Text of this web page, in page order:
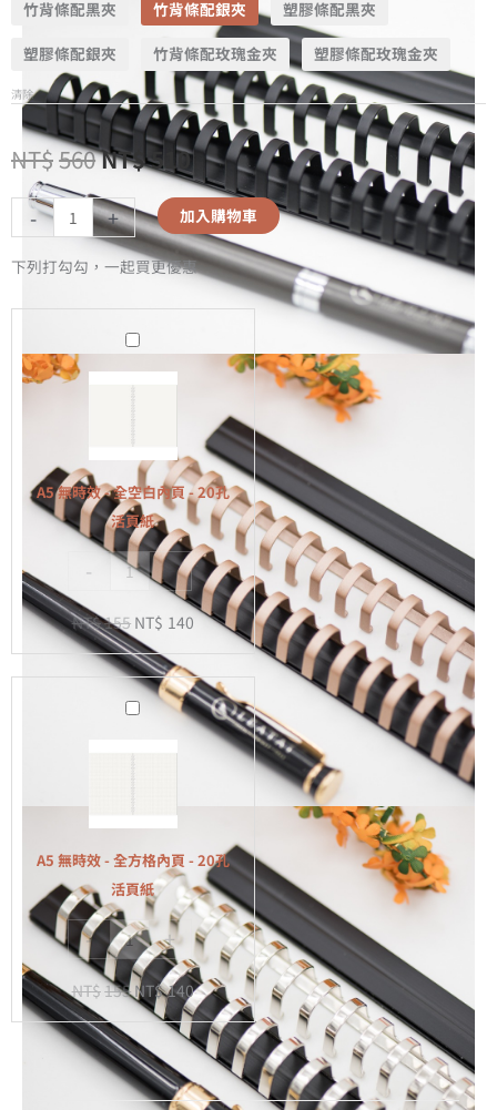
竹背條配黑夾 竹背條配銀夾 塑膠條配黑夾
塑膠條配銀夾 竹背條配玫瑰金夾 塑膠條配玫瑰金夾
清除
NT$560NT$510
- + 加入購物車
下列打勾勾，一起買更優惠
A5
無
效
全
空
白
內
-
20
孔
活
A5 無時效 - 全空白內頁 - 20孔
活頁紙
- +
NT$155 NT$ 140
A5
效
-
全
方
內
頁
-
孔
活
A5 無時效 - 全方格內頁 - 20孔
活頁紙
- +
NT$155NT$140